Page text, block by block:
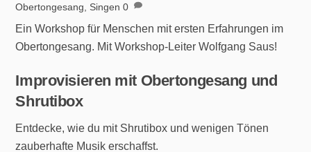
Obertongesang
Singen 0
Ein Workshop für Menschen mit ersten Erfahrungen im
Obertongesang. Mit Workshop-Leiter Wolfgang Saus!
Improvisieren mit Obertongesang und
Shrutibox
Entdecke, wie du mit Shrutibox und wenigen Tönen
zauberhafte Musik erschaffst.